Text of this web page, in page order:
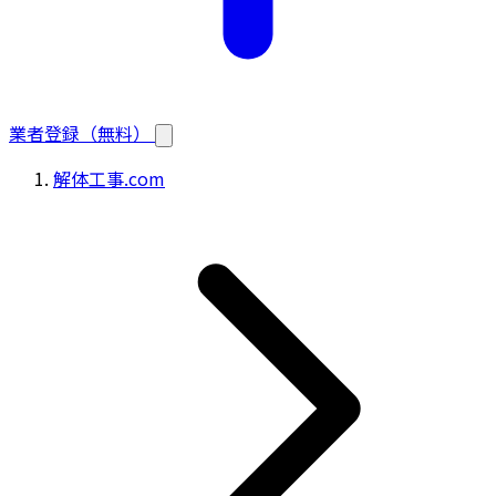
業者登録（無料）
解体工事.com